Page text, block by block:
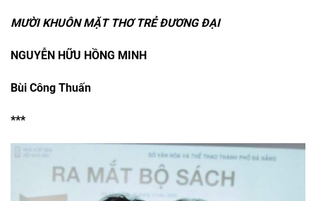
MƯỜI KHUÔN MẶT THƠ TRẺ ĐƯƠNG ĐẠI
NGUYỄN HỮU HỒNG MINH
Bùi Công Thuấn
***